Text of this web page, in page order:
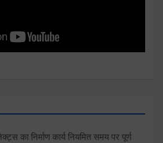
का निर्माण कार्य नियमित समय पर पूर्ण